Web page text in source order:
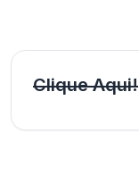
Clique Aqui!